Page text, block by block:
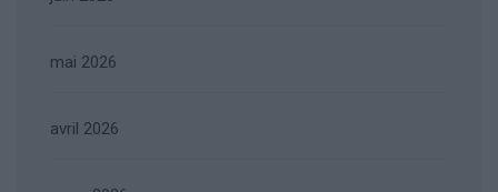
mai 2026
avril 2026